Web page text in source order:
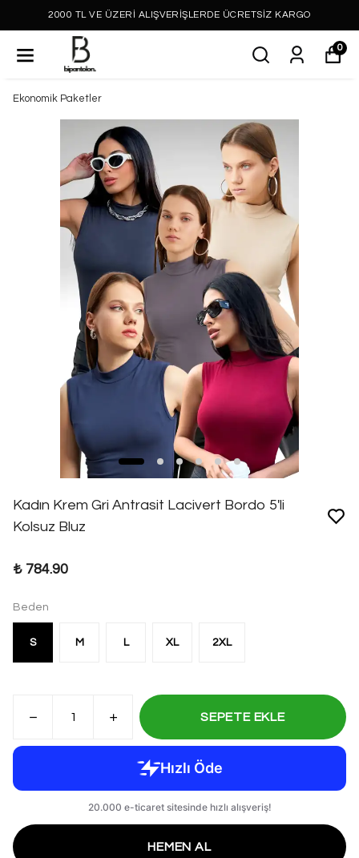
2000 TL VE ÜZERİ ALIŞVERİŞLERDE ÜCRETSİZ KARGO
0
Ekonomik Paketler
Kadın Krem Gri Antrasit Lacivert Bordo 5'li
Kolsuz Bluz
₺ 784.90
Beden
S M L XL 2XL
SEPETE EKLE
HEMEN AL